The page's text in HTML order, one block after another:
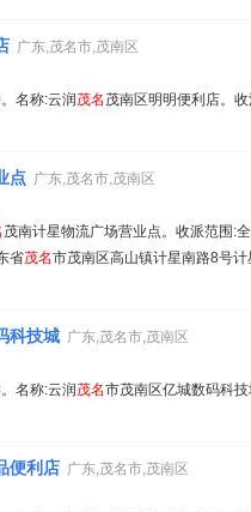
广东,茂名市,茂南区
名称:云润 茂名 茂南区明明便利店。
点 广东,茂名市,茂南区
茂南计星物流广场营业点。收派范围:
省茂名市茂南区高山镇计星南路8号
科技城 广东,茂名市,茂南区
名称:云润 茂名市茂南区亿城数码科
便利店 广东,茂名市,茂南区